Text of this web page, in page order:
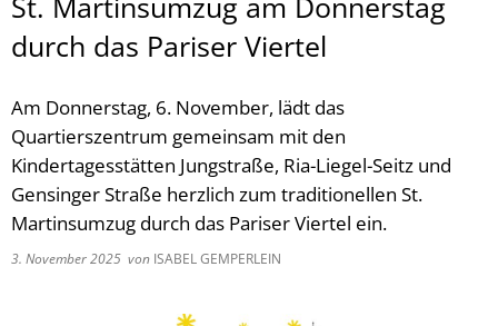
durch das Pariser Viertel
Am Donnerstag, 6. November, lädt das
Quartierszentrum gemeinsam mit den
Kindertagesstätten Jungstraße, Ria-Liegel-Seitz und
Gensinger Straße herzlich zum traditionellen St.
Martinsumzug durch das Pariser Viertel ein.
3. November 2025 von ISABEL GEMPERLEIN